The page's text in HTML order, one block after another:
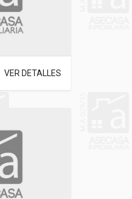
VER DETALLES